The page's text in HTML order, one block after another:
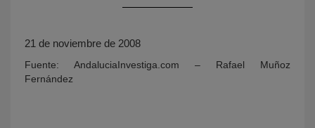
21 de noviembre de 2008
Fuente: AndaluciaInvestiga.com – Rafael Muñoz
Fernández